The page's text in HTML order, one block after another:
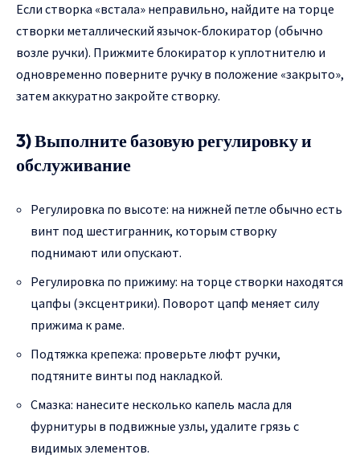
Если створка «встала» неправильно, найдите на торце
створки металлический язычок-блокиратор (обычно
возле ручки). Прижмите блокиратор к уплотнителю и
одновременно поверните ручку в положение «закрыто»,
затем аккуратно закройте створку.
3) Выполните базовую регулировку и
обслуживание
Регулировка по высоте: на нижней петле обычно есть
винт под шестигранник, которым створку
поднимают или опускают.
Регулировка по прижиму: на торце створки находятся
цапфы (эксцентрики). Поворот цапф меняет силу
прижима к раме.
Подтяжка крепежа: проверьте люфт ручки,
подтяните винты под накладкой.
Смазка: нанесите несколько капель масла для
фурнитуры в подвижные узлы, удалите грязь с
видимых элементов.